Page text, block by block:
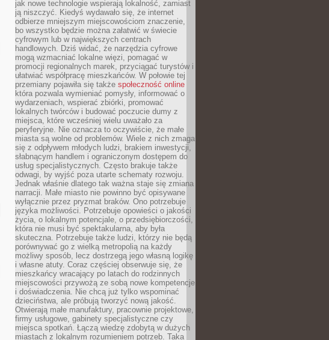
jak nowe technologie wspierają lokalność, zamiast
ją niszczyć. Kiedyś wydawało się, że internet
odbierze mniejszym miejscowościom znaczenie,
bo wszystko będzie można załatwić w świecie
cyfrowym lub w największych centrach
handlowych. Dziś widać, że narzędzia cyfrowe
mogą wzmacniać lokalne więzi, pomagać w
promocji regionalnych marek, przyciągać turystów i
ułatwiać współpracę mieszkańców. W połowie tej
przemiany pojawiła się także społeczność online
która pozwala wymieniać pomysły, informować o
wydarzeniach, wspierać zbiórki, promować
lokalnych twórców i budować poczucie dumy z
miejsca, które wcześniej wielu uważało za
peryferyjne. Nie oznacza to oczywiście, że małe
miasta są wolne od problemów. Wiele z nich zmaga
się z odpływem młodych ludzi, brakiem inwestycji,
słabnącym handlem i ograniczonym dostępem do
usług specjalistycznych. Często brakuje także
odwagi, by wyjść poza utarte schematy rozwoju.
Jednak właśnie dlatego tak ważna staje się zmiana
narracji. Małe miasto nie powinno być opisywane
wyłącznie przez pryzmat braków. Ono potrzebuje
języka możliwości. Potrzebuje opowieści o jakości
życia, o lokalnym potencjale, o przedsiębiorczości,
która nie musi być spektakularna, aby była
skuteczna. Potrzebuje także ludzi, którzy nie będą
porównywać go z wielką metropolią na każdy
możliwy sposób, lecz dostrzegą jego własną logikę
i własne atuty. Coraz częściej obserwuje się, że
mieszkańcy wracający po latach do rodzinnych
miejscowości przywożą ze sobą nowe kompetencje
i doświadczenia. Nie chcą już tylko wspominać
dzieciństwa, ale próbują tworzyć nową jakość.
Otwierają małe manufaktury, pracownie projektowe,
firmy usługowe, gabinety specjalistyczne czy
miejsca spotkań. Łączą wiedzę zdobytą w dużych
miastach z lokalnym rozumieniem potrzeb. Taka